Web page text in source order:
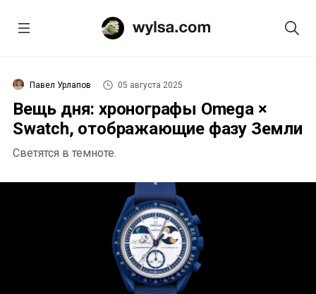
Павел Урлапов 05 августа 2025
Вещь дня: хронографы Omega ×
Swatch, отображающие фазу Земли
Светятся в темноте.